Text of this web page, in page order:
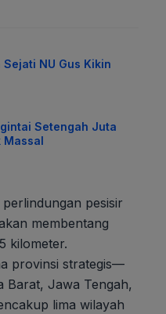
Sejati NU Gus Kikin
Setengah Juta
Massal
pesisir
membentang
kilometer.
provinsi strategis—
Barat, Jawa Tengah,
lima wilayah